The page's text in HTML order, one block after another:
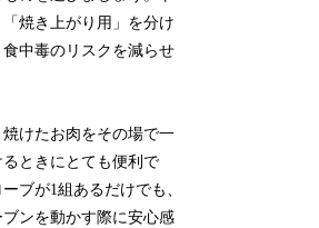
焼き上がり用」を分け
中毒のリスクを減らせ
けたお肉をその場で一
ときにとても便利で
ブが1組あるだけでも、
ンを動かす際に安心感